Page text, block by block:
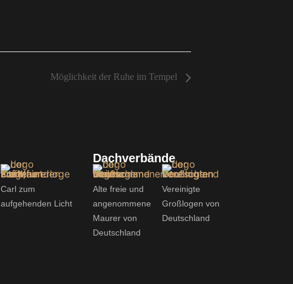
Möglichkeit der Ruhe im Tempel
Carl zum
aufgehenden Licht
Dachverbände
Alte freie und
angenommene
Maurer von
Deutschland
Vereinigte
Großlogen von
Deutschland